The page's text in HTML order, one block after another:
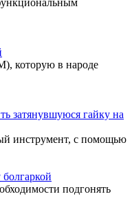
которую в народе
затянувшуюся гайку на
инструмент, с помощью
подгонять